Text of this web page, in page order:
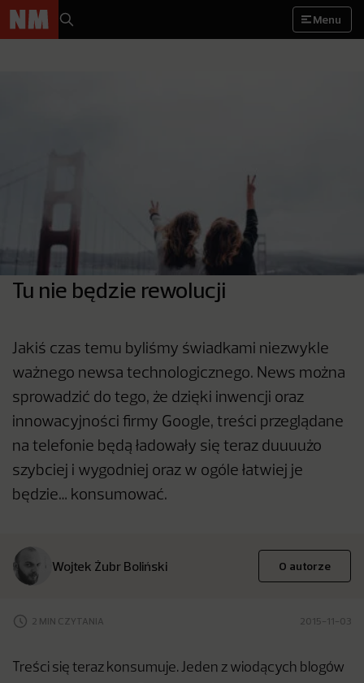
Menu
Tu nie będzie rewolucji
Jakiś czas temu byliśmy świadkami niezwykle
ważnego newsa technologicznego. News można
sprowadzić do tego, że dzięki inwencji oraz
innowacyjności firmy Google, treści przeglądane
na telefonie będą ładowały się teraz duuuużo
szybciej i wygodniej oraz w ogóle łatwiej je
będzie… konsumować.
Wojtek Żubr Boliński O autorze
2 MIN CZYTANIA 2015-11-03
Treści się teraz konsumuje. Jeden z wiodących blogów